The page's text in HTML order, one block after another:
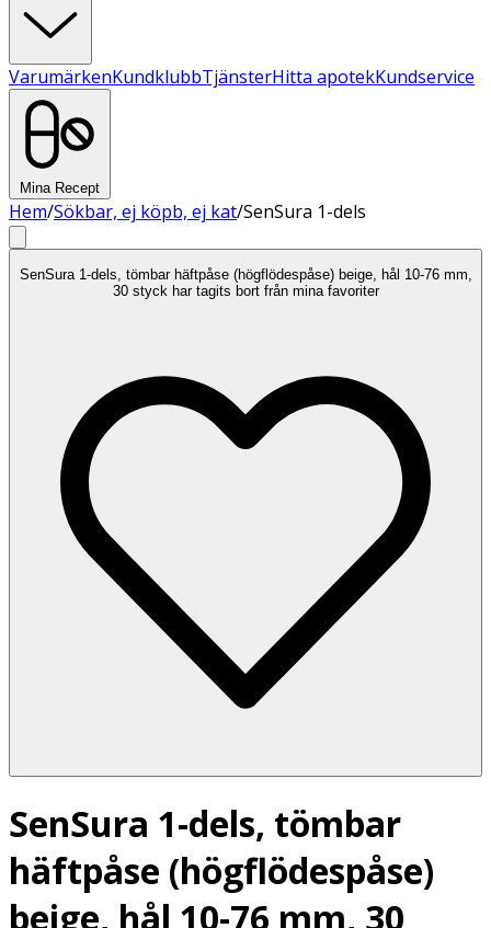
VarumärkenKundklubbTjänsterHitta apotekKundservice
Mina Recept
Hem/Sökbar, ej köpb, ej kat/SenSura 1-dels
SenSura 1-dels, tömbar häftpåse (högflödespåse) beige, hål 10-76 mm,
30 styck har tagits bort från mina favoriter
SenSura 1-dels, tömbar
häftpåse (högflödespåse)
beige, hål 10-76 mm, 30